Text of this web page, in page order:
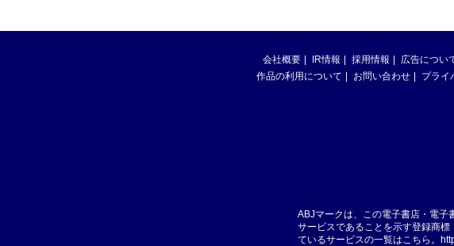
会社概要 IR情報 採用情報 広告につい
作品の利用について
お問い合わせ プライ
ABJマークは、この電子書店・電子
サービスであることを示す登録商
ているサービスの一覧はこちら。